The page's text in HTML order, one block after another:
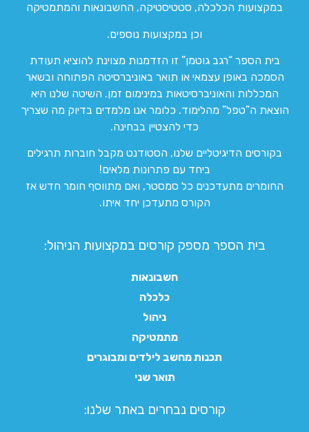
במקצועות הכלכלה, סטטיסטיקה, החשבונאות והמתמטיקה
וכן במקצועות נוספים.
בית הספר “רגב גוטמן” זו הזדמנות מצוינת להוציא תעודת
הסמכה באופן עצמאי או תואר באוניברסיטה הפתוחה ובשאר
המכללות והאוניברסיטאות במינימום זמן. השיטה שלנו היא
הוצאת ה”טפל” מהלימוד. כלומר אנו מלמדים בדיוק מה שצריך
כדי להצטיין בבחינה.
בקורסים הדיגיטליים שלנו, הסטודנט מקבל חוברות תרגילים
ביחד עם פתרונות מלאים!
החומרים מתעדכנים כל סמסטר, ואם מתווסף חומר חדש אז
הקורס מתעדכן יחד איתו.
בית הספר מספק קורסים במקצועות הניהול:
חשבונאות
כלכלה
ניהול
מתמטיקה
תכנות מחשב לילדים ומבוגרים
תואר שני
קורסים נבחרים באתר שלנו:​